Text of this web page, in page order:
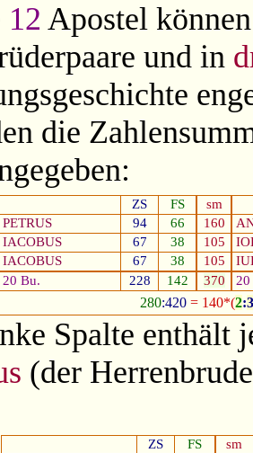
12 Apostel
und in
die
ZS FS
sm
PETRUS
94 66 160
IACOBUS
67 38 105
IACOBUS
67 38 105
20 Bu.
228 142 370 20
280:420= 140*(2:3
Spalte enthält
(der
ZS FS
sm